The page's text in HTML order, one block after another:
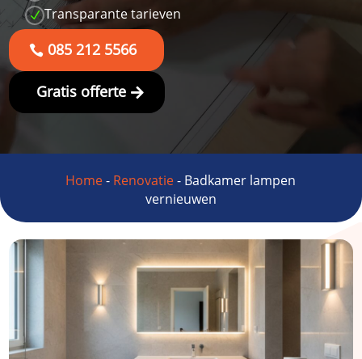
N Transparante tarieven
085 212 5566
Gratis offerte
Home- Renovatie- Badkamer lampen
vernieuwen